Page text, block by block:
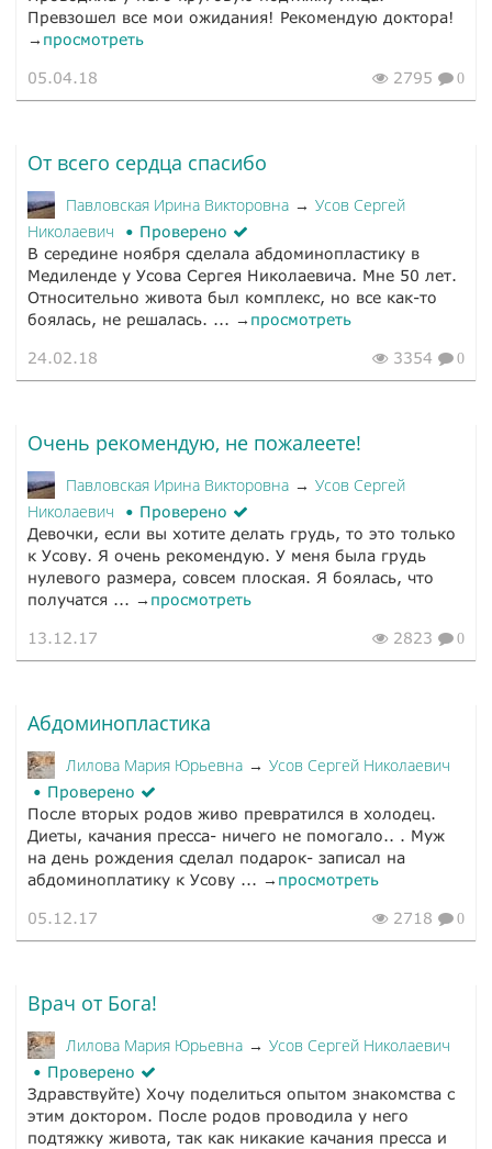
Превзошел все мои ожидания! Рекомендую доктора!
→ просмотреть
05.04.18 2795 0
От всего сердца спасибо
Павловская Ирина Викторовна → Усов Сергей
Николаевич
Проверено
В середине ноября сделала абдоминопластику в
Медиленде у Усова Сергея Николаевича. Мне 50 лет.
Относительно живота был комплекс, но все как-то
боялась, не решалась. ... → просмотреть
24.02.18 3354 0
Очень рекомендую, не пожалеете!
Павловская Ирина Викторовна → Усов Сергей
Николаевич
Проверено
Девочки, если вы хотите делать грудь, то это только
к Усову. Я очень рекомендую. У меня была грудь
нулевого размера, совсем плоская. Я боялась, что
получатся ... → просмотреть
13.12.17 2823 0
Абдоминопластика
Лилова Мария Юрьевна → Усов Сергей Николаевич
Проверено
После вторых родов живо превратился в холодец.
Диеты, качания пресса- ничего не помогало.. . Муж
на день рождения сделал подарок- записал на
абдоминоплатику к Усову ... → просмотреть
05.12.17 2718 0
Врач от Бога!
Лилова Мария Юрьевна → Усов Сергей Николаевич
Проверено
Здравствуйте) Хочу поделиться опытом знакомства с
этим доктором. После родов проводила у него
подтяжку живота, так как никакие качания пресса и